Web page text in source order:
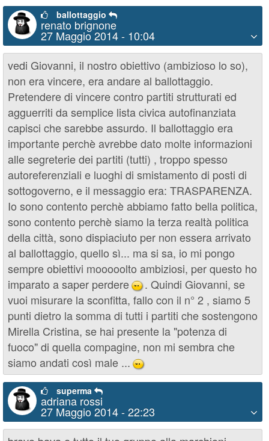
ballottaggio
renato brignone
27 Maggio 2014 - 10:04
vedi Giovanni, il nostro obiettivo (ambizioso lo so),
non era vincere, era andare al ballottaggio.
Pretendere di vincere contro partiti strutturati ed
agguerriti da semplice lista civica autofinanziata
capisci che sarebbe assurdo. Il ballottaggio era
importante perchè avrebbe dato molte informazioni
alle segreterie dei partiti (tutti) , troppo spesso
autoreferenziali e luoghi di smistamento di posti di
sottogoverno, e il messaggio era: TRASPARENZA.
Io sono contento perchè abbiamo fatto bella politica,
sono contento perchè siamo la terza realtà politica
della città, sono dispiaciuto per non essera arrivato
al ballottaggio, quello sì... ma si sa, io mi pongo
sempre obiettivi mooooolto ambiziosi, per questo ho
imparato a saper perdere
;)
. Quindi Giovanni, se
vuoi misurare la sconfitta, fallo con il n° 2 , siamo 5
punti dietro la somma di tutti i partiti che sostengono
Mirella Cristina, se hai presente la "potenza di
fuoco" di quella compagine, non mi sembra che
siamo andati così male ...
;)
superma
adriana rossi
27 Maggio 2014 - 22:23